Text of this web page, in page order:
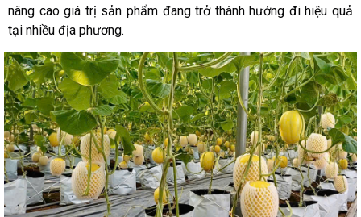
nâng cao giá trị sản phẩm đang trở thành hướng đi hiệu quả
tại nhiều địa phương.